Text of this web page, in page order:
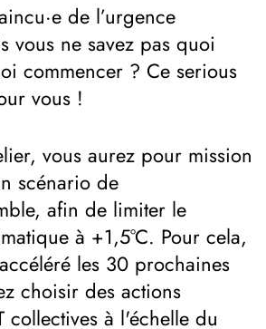
de l’urgence
vous ne savez pas quoi
commencer ? Ce serious
vous !
vous aurez pour mission
scénario de
afin de limiter le
à +1,5°C. Pour cela,
les 30 prochaines
choisir des actions
collectives à l'échelle du